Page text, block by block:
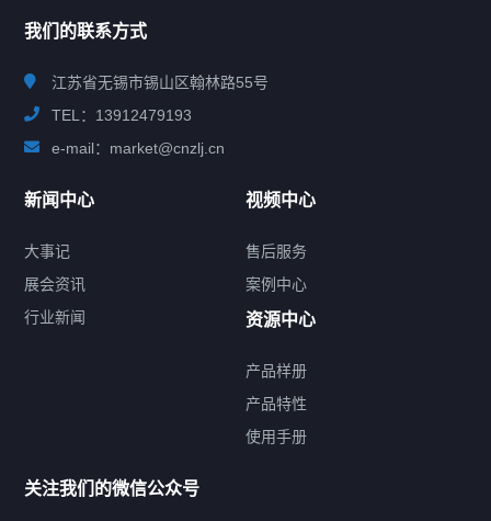
提交您的需求，免费获取产品资料
--亦可拨打我们的24小时服务咨询热线--
13912479193
我们的联系方式
江苏省无锡市锡山区翰林路55号
TEL：13912479193
e-mail：market@cnzlj.cn
新闻中心
大事记
展会资讯
行业新闻
视频中心
售后服务
案例中心
资源中心
产品样册
产品特性
使用手册
关注我们的微信公众号